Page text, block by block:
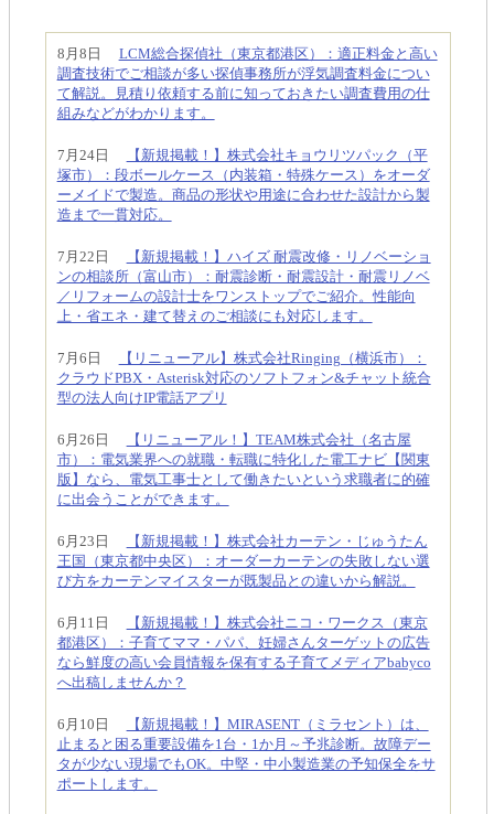
8月8日 LCM総合探偵社（東京都港区）：適正料金と高い
調査技術でご相談が多い探偵事務所が浮気調査料金につい
て解説。見積り依頼する前に知っておきたい調査費用の仕
組みなどがわかります。
7月24日
【新規掲載！】株式会社キョウリツパック（平
塚市）：段ボールケース（内装箱・特殊ケース）をオーダ
ーメイドで製造。商品の形状や用途に合わせた設計から製
造まで一貫対応。
7月22日
【新規掲載！】ハイズ 耐震改修・リノベーショ
ンの相談所（富山市）：耐震診断・耐震設計・耐震リノベ
／リフォームの設計士をワンストップでご紹介。性能向
上・省エネ・建て替えのご相談にも対応します。
7月6日
【リニューアル】株式会社Ringing（横浜市）：
クラウドPBX・Asterisk対応のソフトフォン&チャット統合
型の法人向けIP電話アプリ
6月26日
【リニューアル！】TEAM株式会社（名古屋
市）：電気業界への就職・転職に特化した電工ナビ【関東
版】なら、電気工事士として働きたいという求職者に的確
に出会うことができます。
6月23日
【新規掲載！】株式会社カーテン・じゅうたん
王国（東京都中央区）：オーダーカーテンの失敗しない選
び方をカーテンマイスターが既製品との違いから解説。
6月11日
【新規掲載！】株式会社ニコ・ワークス（東京
都港区）：子育てママ・パパ、妊婦さんターゲットの広告
なら鮮度の高い会員情報を保有する子育てメディアbabyco
へ出稿しませんか？
6月10日
【新規掲載！】MIRASENT（ミラセント）は、
止まると困る重要設備を1台・1か月～予兆診断。故障デー
タが少ない現場でもOK。中堅・中小製造業の予知保全をサ
ポートします。